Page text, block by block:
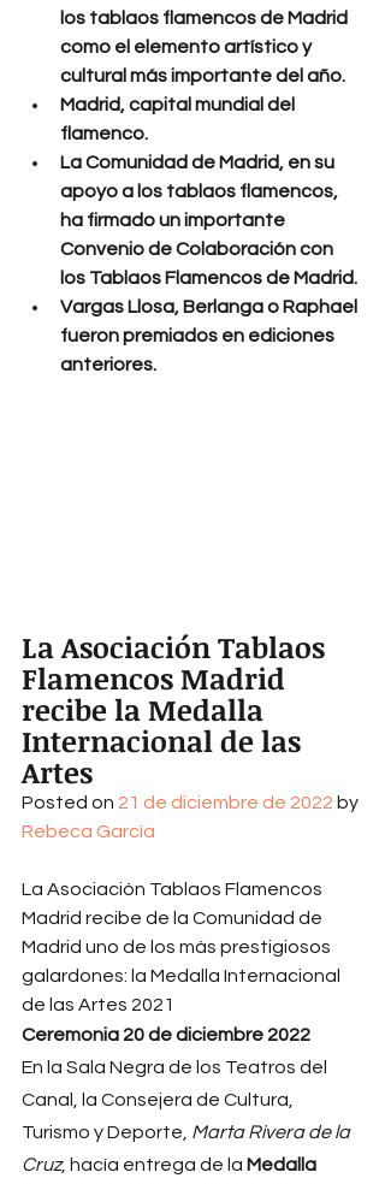
los tablaos flamencos de Madrid
como el elemento artístico y
cultural más importante del año.
Madrid, capital mundial del
flamenco.
La Comunidad de Madrid, en su
apoyo a los tablaos flamencos,
ha firmado un importante
Convenio de Colaboración con
los Tablaos Flamencos de Madrid.
Vargas Llosa, Berlanga o Raphael
fueron premiados en ediciones
anteriores.
La Asociación Tablaos
Flamencos Madrid
recibe la Medalla
Internacional de las
Artes
Posted on 21 de diciembre de 2022 by
Rebeca García
La Asociación Tablaos Flamencos
Madrid recibe de la Comunidad de
Madrid uno de los más prestigiosos
galardones: la Medalla Internacional
de las Artes 2021
Ceremonia 20 de diciembre 2022
En la Sala Negra de los Teatros del
Canal, la Consejera de Cultura,
Turismo y Deporte, Marta Rivera de la
Cruz, hacía entrega de la Medalla